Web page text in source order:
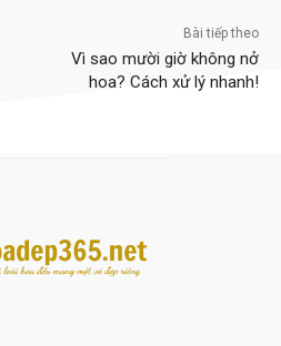
Bài tiếp theo
Vì sao mười giờ không nở
hoa? Cách xử lý nhanh!